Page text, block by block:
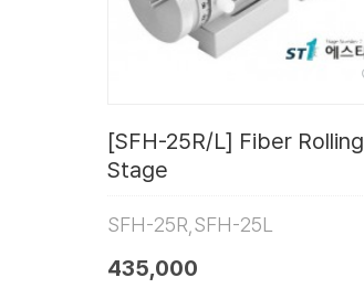
[SFH-25R/L] Fiber Rolling
Stage
SFH-25R,SFH-25L
435,000